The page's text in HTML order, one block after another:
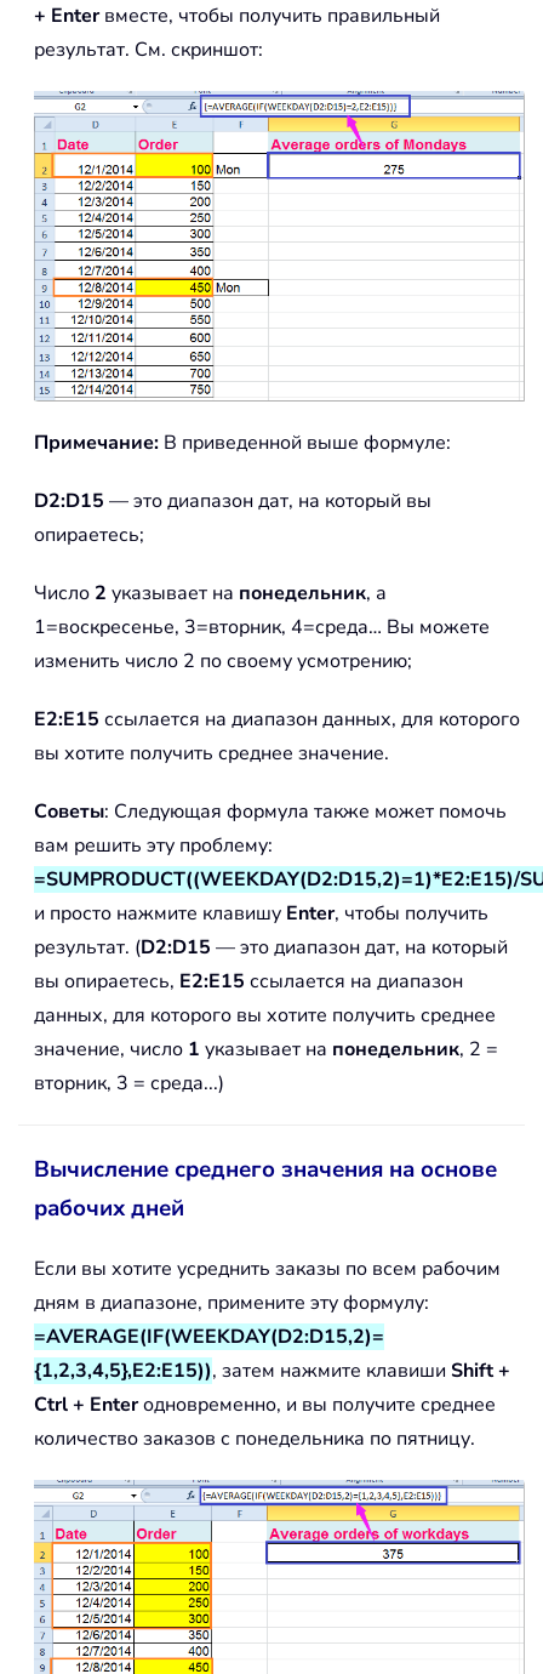
+ Enterвместе, чтобы получить правильный
результат. См. скриншот:
Примечание: В приведенной выше формуле:
D2:D15 — это диапазон дат, на который вы
опираетесь;
Число 2 указывает на понедельник, а
1=воскресенье, 3=вторник, 4=среда… Вы можете
изменить число 2 по своему усмотрению;
E2:E15 ссылается на диапазон данных, для которого
вы хотите получить среднее значение.
Советы: Следующая формула также может помочь
вам решить эту проблему:
=SUMPRODUCT((WEEKDAY(D2:D15,2)=1)*E2:E15)/
и просто нажмите клавишу Enter, чтобы получить
результат. (D2:D15 — это диапазон дат, на который
вы опираетесь, E2:E15 ссылается на диапазон
данных, для которого вы хотите получить среднее
значение, число 1 указывает на понедельник, 2 =
вторник, 3 = среда...)
Вычисление среднего значения на основе
рабочих дней
Если вы хотите усреднить заказы по всем рабочим
дням в диапазоне, примените эту формулу:
=AVERAGE(IF(WEEKDAY(D2:D15,2)=
{1,2,3,4,5},E2:E15)), затем нажмите клавиши Shift +
Ctrl + Enterодновременно, и вы получите среднее
количество заказов с понедельника по пятницу.